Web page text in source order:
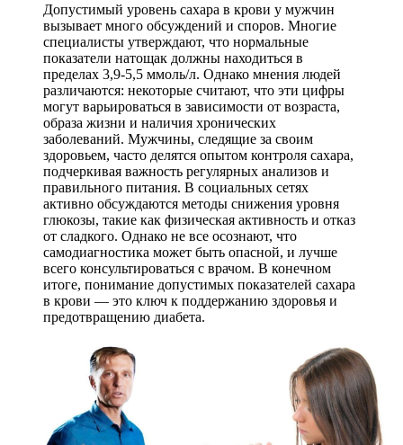
Допустимый уровень сахара в крови у мужчин
вызывает много обсуждений и споров. Многие
специалисты утверждают, что нормальные
показатели натощак должны находиться в
пределах 3,9-5,5 ммоль/л. Однако мнения людей
различаются: некоторые считают, что эти цифры
могут варьироваться в зависимости от возраста,
образа жизни и наличия хронических
заболеваний. Мужчины, следящие за своим
здоровьем, часто делятся опытом контроля сахара,
подчеркивая важность регулярных анализов и
правильного питания. В социальных сетях
активно обсуждаются методы снижения уровня
глюкозы, такие как физическая активность и отказ
от сладкого. Однако не все осознают, что
самодиагностика может быть опасной, и лучше
всего консультироваться с врачом. В конечном
итоге, понимание допустимых показателей сахара
в крови — это ключ к поддержанию здоровья и
предотвращению диабета.